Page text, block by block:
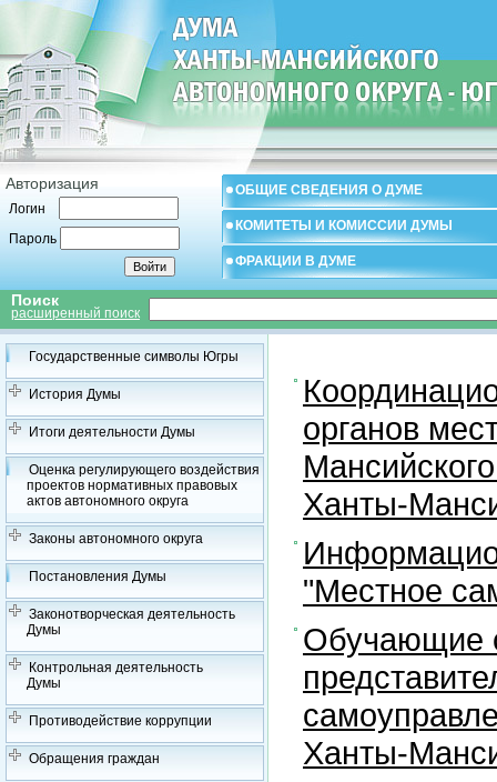
Авторизация
Логин
Пароль
ОБЩИЕ СВЕДЕНИЯ О ДУМЕ
КОМИТЕТЫ И КОМИССИИ ДУМЫ
ФРАКЦИИ В ДУМЕ
Поиск
расширенный поиск
Государственные символы Югры
История Думы
Итоги деятельности Думы
Оценка регулирующего воздействия
проектов нормативных правовых
актов автономного округа
Законы автономного округа
Постановления Думы
Законотворческая деятельность
Думы
Контрольная деятельность
Думы
Противодействие коррупции
Обращения граждан
органов
Ханты-
"Местное
Обучающие
Ханты-